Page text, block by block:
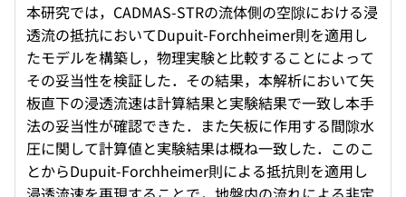
本研究では，CADMAS-STRの流体側の空隙における浸
透流の抵抗においてDupuit-Forchheimer則を適用し
たモデルを構築し，物理実験と比較することによって
その妥当性を検証した．その結果，本解析において矢
板直下の浸透流速は計算結果と実験結果で一致し本手
法の妥当性が確認できた．また矢板に作用する間隙水
圧に関して計算値と実験結果は概ね一致した．このこ
とからDupuit-Forchheimer則による抵抗則を適用し